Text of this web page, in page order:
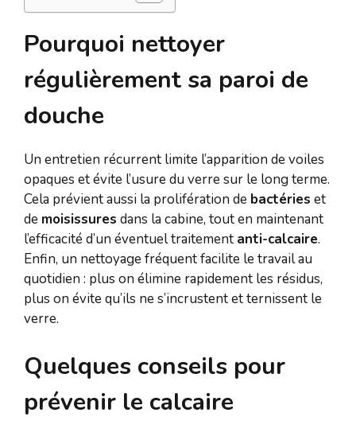
Pourquoi nettoyer
régulièrement sa paroi de
douche
Un entretien récurrent limite l’apparition de voiles
opaques et évite l’usure du verre sur le long terme.
Cela prévient aussi la prolifération de bactéries et
de moisissures dans la cabine, tout en maintenant
l’efficacité d’un éventuel traitement anti-calcaire.
Enfin, un nettoyage fréquent facilite le travail au
quotidien : plus on élimine rapidement les résidus,
plus on évite qu’ils ne s’incrustent et ternissent le
verre.
Quelques conseils pour
prévenir le calcaire